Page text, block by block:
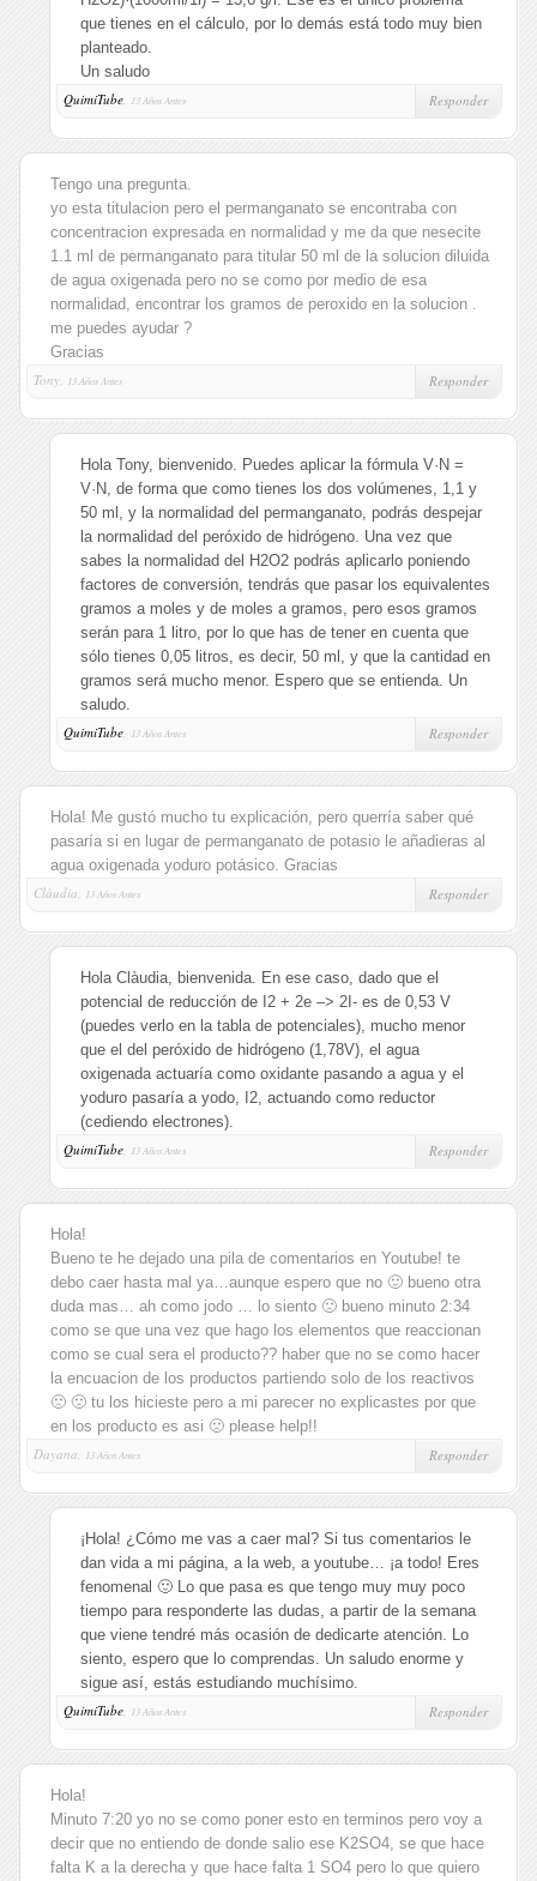
que tienes en el cálculo, por lo demás está todo muy bien
planteado.
Un saludo
QuimiTube, 13 Años Antes Responder
Tengo una pregunta.
yo esta titulacion pero el permanganato se encontraba con
concentracion expresada en normalidad y me da que nesecite
1.1 ml de permanganato para titular 50 ml de la solucion diluida
de agua oxigenada pero no se como por medio de esa
normalidad, encontrar los gramos de peroxido en la solucion .
me puedes ayudar ?
Gracias
Tony,
13 Años Antes Responder
Hola Tony, bienvenido. Puedes aplicar la fórmula V·N =
V·N, de forma que como tienes los dos volúmenes, 1,1 y
50 ml, y la normalidad del permanganato, podrás despejar
la normalidad del peróxido de hidrógeno. Una vez que
sabes la normalidad del H2O2 podrás aplicarlo poniendo
factores de conversión, tendrás que pasar los equivalentes
gramos a moles y de moles a gramos, pero esos gramos
serán para 1 litro, por lo que has de tener en cuenta que
sólo tienes 0,05 litros, es decir, 50 ml, y que la cantidad en
gramos será mucho menor. Espero que se entienda. Un
saludo.
QuimiTube, 13 Años Antes Responder
Hola! Me gustó mucho tu explicación, pero querría saber qué
pasaría si en lugar de permanganato de potasio le añadieras al
agua oxigenada yoduro potásico. Gracias
Clàudia,
13 Años Antes Responder
Hola Clàudia, bienvenida. En ese caso, dado que el
potencial de reducción de I2 + 2e –> 2I- es de 0,53 V
(puedes verlo en la tabla de potenciales), mucho menor
que el del peróxido de hidrógeno (1,78V), el agua
oxigenada actuaría como oxidante pasando a agua y el
yoduro pasaría a yodo, I2, actuando como reductor
(cediendo electrones).
QuimiTube, 13 Años Antes Responder
Hola!
Bueno te he dejado una pila de comentarios en Youtube! te
debo caer hasta mal ya…aunque espero que no 🙂 bueno otra
duda mas… ah como jodo … lo siento 🙁 bueno minuto 2:34
como se que una vez que hago los elementos que reaccionan
como se cual sera el producto?? haber que no se como hacer
la encuacion de los productos partiendo solo de los reactivos
🙁 🙁 tu los hicieste pero a mi parecer no explicastes por que
en los producto es asi 🙁 please help!!
Dayana,
13 Años Antes Responder
¡Hola! ¿Cómo me vas a caer mal? Si tus comentarios le
dan vida a mi página, a la web, a youtube… ¡a todo! Eres
fenomenal 🙂 Lo que pasa es que tengo muy muy poco
tiempo para responderte las dudas, a partir de la semana
que viene tendré más ocasión de dedicarte atención. Lo
siento, espero que lo comprendas. Un saludo enorme y
sigue así, estás estudiando muchísimo.
QuimiTube, 13 Años Antes Responder
Hola!
Minuto 7:20 yo no se como poner esto en terminos pero voy a
decir que no entiendo de donde salio ese K2SO4, se que hace
falta K a la derecha y que hace falta 1 SO4 pero lo que quiero